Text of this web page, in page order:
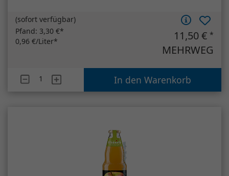
(sofort verfügbar)
Pfand: 3,30 €*
0,96 €/Liter*
11,50 € *
MEHRWEG
Artikelanzahl Deit OrangeIn den Warenkorb